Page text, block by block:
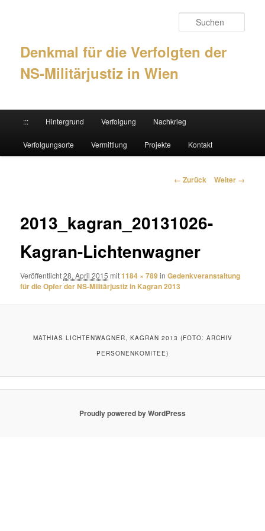
Denkmal für die Verfolgten der
NS-Militärjustiz in Wien
Zum Inhalt wechseln
Zum sekundären Inhalt wechseln
::: Hintergrund Verfolgung Nachkrieg
Verfolgungsorte Vermittlung Projekte Kontakt
Bilder-Navigation
← Zurück Weiter →
2013_kagran_20131026-
Kagran-Lichtenwagner
Veröffentlicht28. April 2015 mit1184 × 789inGedenkveranstaltung
für die Opfer der NS-Militärjustiz in Kagran 2013
MATHIAS LICHTENWAGNER, KAGRAN 2013 (FOTO: ARCHIV
PERSONENKOMITEE)
Proudly powered by WordPress